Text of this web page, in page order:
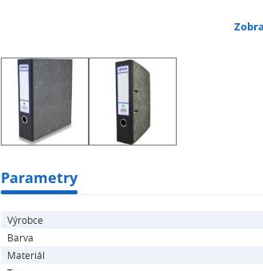
dokumentů. Povrch pořadačů je odolný
přehlednou organizaci dokumentů podle
mechanismu drží papíry pevně na svém
vyjímání listů. Vyberte si kvalitní pákové
a pomohou udržet pořádek v kanceláři.
dokumentů.
spotřebního materiálu do tiskáren.
zbožím naší společnosti se sídlem v
Parametry
Výrobce
Barva
Materiál